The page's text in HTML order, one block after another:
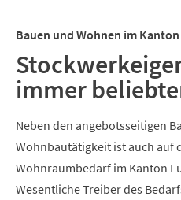
Bauen und Wohnen im
immer
Neben den angebotsseitigen
Wohnbautätigkeit ist auch auf
Wohnraumbedarf im Kanton
Wesentliche Treiber des